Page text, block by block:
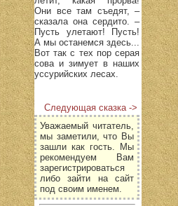
Они все там съедят, –
сказала она сердито. –
Пусть улетают! Пусть!
А мы останемся здесь...
Вот так с тех пор серая
сова и зимует в наших
уссурийских лесах.
Следующая сказка ->
Уважаемый читатель,
мы заметили, что Вы
зашли как гость. Мы
рекомендуем Вам
зарегистрироваться
либо зайти на сайт
под своим именем.